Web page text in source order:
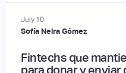
July 10
Sofía Neira Gómez
Fintechs que
para donar y enviar